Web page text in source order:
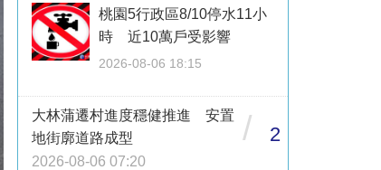
桃園5行政區8/10停水11小
時 近10萬戶受影響
2026-08-06 18:15
大林蒲遷村進度穩健推進 安置
地街廓道路成型
2026-08-06 07:20
/ 2